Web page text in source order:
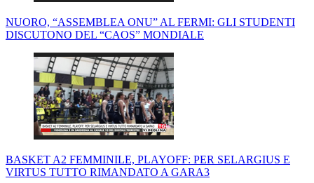
NUORO, “ASSEMBLEA ONU” AL FERMI: GLI STUDENTI
DISCUTONO DEL “CAOS” MONDIALE
BASKET A2 FEMMINILE, PLAYOFF: PER SELARGIUS E
VIRTUS TUTTO RIMANDATO A GARA3